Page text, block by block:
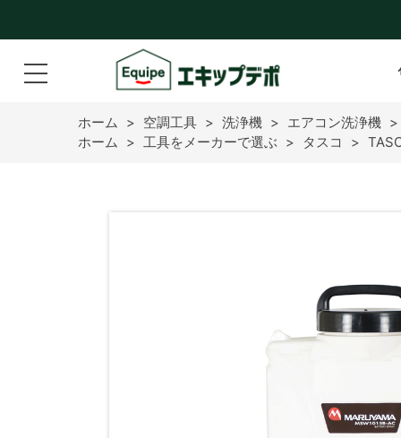
ホーム > 空調工具 > 洗浄機 > エアコン洗浄機 >
ホーム > 工具をメーカーで選ぶ > タスコ >